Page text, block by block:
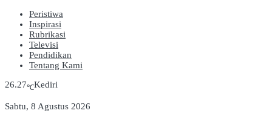
Peristiwa
Inspirasi
Rubrikasi
Televisi
Pendidikan
Tentang Kami
26.27℃Kediri
Sabtu, 8 Agustus 2026